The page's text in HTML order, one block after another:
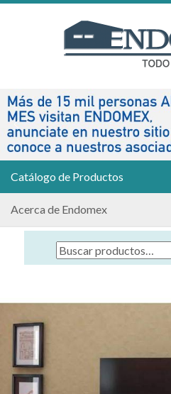
Catálogo de Productos
Acerca de Endomex